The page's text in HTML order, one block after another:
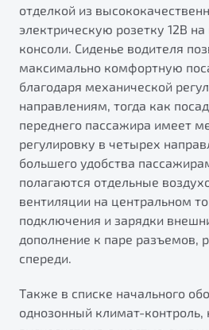
отделкой из
электрическую розетку 12В
консоли. Сиденье водителя
максимально комфортную
благодаря механической
направлениям, тогда как
переднего пассажира имеет
регулировку в четырех
большего удобства
полагаются отдельные
вентиляции на центральном
подключения и зарядки
дополнение к паре разъемов,
спереди.
Также в списке начального
однозонный климат-контроль,